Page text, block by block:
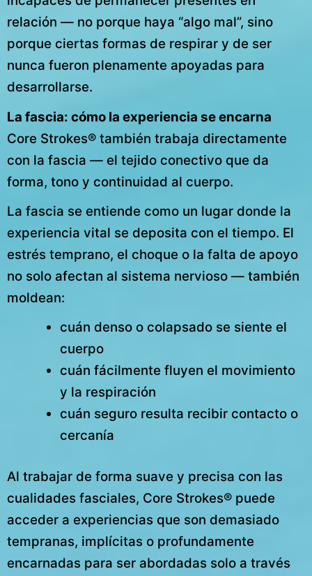
relación — no porque haya “algo mal”, sino
porque ciertas formas de respirar y de ser
nunca fueron plenamente apoyadas para
desarrollarse.
La fascia: cómo la experiencia se encarna
Core Strokes® también trabaja directamente
con la fascia — el tejido conectivo que da
forma, tono y continuidad al cuerpo.
La fascia se entiende como un lugar donde la
experiencia vital se deposita con el tiempo. El
estrés temprano, el choque o la falta de apoyo
no solo afectan al sistema nervioso — también
moldean:
cuán denso o colapsado se siente el
cuerpo
cuán fácilmente fluyen el movimiento
y la respiración
cuán seguro resulta recibir contacto o
cercanía
Al trabajar de forma suave y precisa con las
cualidades fasciales, Core Strokes® puede
acceder a experiencias que son demasiado
tempranas, implícitas o profundamente
encarnadas para ser abordadas solo a través